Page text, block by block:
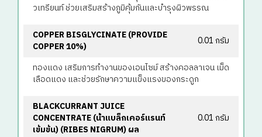
วเทรียนท์ ช่วยเสริมสร้างภูมิคุ้มกันและบำรุงผิวพรรณ
COPPER BISGLYCINATE (PROVIDE
COPPER 10%)
0.01 กรัม
ทองแดง เสริมการทำงานของเอนไซม์ สร้างคอลลาเจน เม็ด
เลือดแดง และช่วยรักษาความแข็งแรงของกระดูก
BLACKCURRANT JUICE
CONCENTRATE (น้ําแบล็กเคอร์แรนท์
เข้มข้น) (RIBES NIGRUM) ผล
0.01 กรัม